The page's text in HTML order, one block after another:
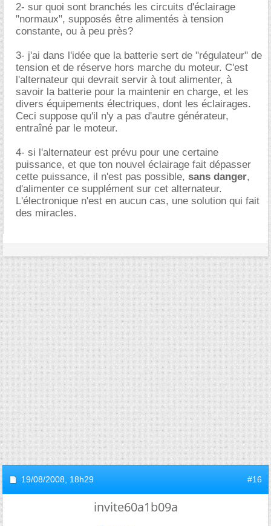
2- sur quoi sont branchés les circuits d'éclairage
"normaux", supposés être alimentés à tension
constante, ou à peu près?
3- j'ai dans l'idée que la batterie sert de "régulateur" de
tension et de réserve hors marche du moteur. C'est
l'alternateur qui devrait servir à tout alimenter, à
savoir la batterie pour la maintenir en charge, et les
divers équipements électriques, dont les éclairages.
Ceci suppose qu'il n'y a pas d'autre générateur,
entraîné par le moteur.
4- si l'alternateur est prévu pour une certaine
puissance, et que ton nouvel éclairage fait dépasser
cette puissance, il n'est pas possible, sans danger,
d'alimenter ce supplément sur cet alternateur.
L'électronique n'est en aucun cas, une solution qui fait
des miracles.
19/08/2008, 18h29 #16
invite60a1b09a